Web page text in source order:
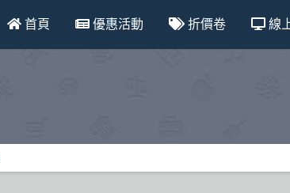
首頁 優惠活動 折價卷 線